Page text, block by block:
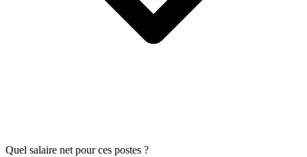
Quel salaire net pour ces postes ?